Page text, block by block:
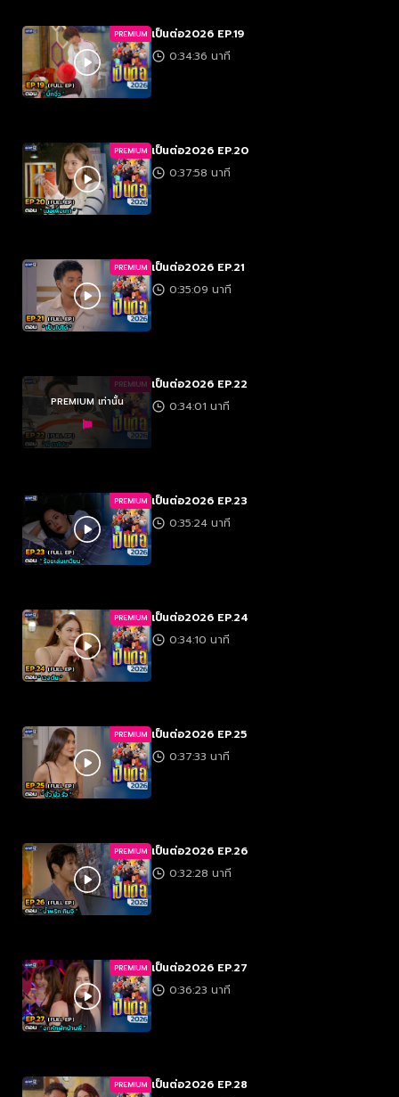
PREMIUM เป็นต่อ2026 EP.19
0:34:36 นาที
PREMIUM เป็นต่อ2026 EP.20
0:37:58 นาที
PREMIUM เป็นต่อ2026 EP.21
0:35:09 นาที
PREMIUM
PREMIUM เท่านั้น
เป็นต่อ2026 EP.22
0:34:01 นาที
PREMIUM เป็นต่อ2026 EP.23
0:35:24 นาที
PREMIUM เป็นต่อ2026 EP.24
0:34:10 นาที
PREMIUM เป็นต่อ2026 EP.25
0:37:33 นาที
PREMIUM เป็นต่อ2026 EP.26
0:32:28 นาที
PREMIUM เป็นต่อ2026 EP.27
0:36:23 นาที
PREMIUM เป็นต่อ2026 EP.28